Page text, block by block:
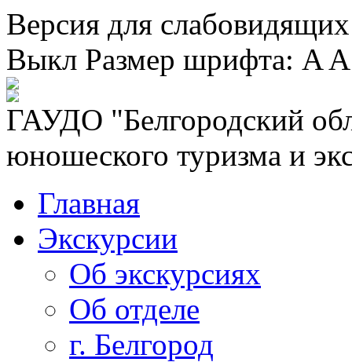
Версия для
Выкл Размер шрифта: A A
ГАУДО "Белгородский
юношеского туризма и
Главная
Экскурсии
Об экскурсиях
Об отделе
г. Белгород